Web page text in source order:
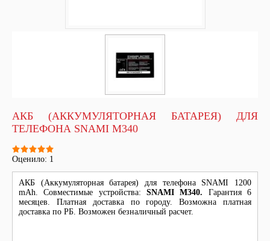
АКБ (АККУМУЛЯТОРНАЯ БАТАРЕЯ) ДЛЯ
ТЕЛЕФОНА SNAMI M340
Оценило: 1
АКБ (Аккумуляторная батарея) для телефона SNAMI 1200
mAh. Совместимые устройства: SNAMI M340. Гарантия 6
месяцев. Платная доставка по городу. Возможна платная
доставка по РБ. Возможен безналичный расчет.